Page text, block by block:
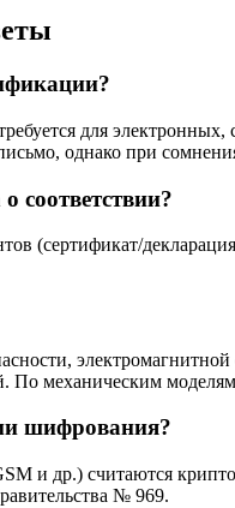
для
однако при
соответствии?
(сертификат/
По механическим
шифрования?
и др.) считаются
№ 969.